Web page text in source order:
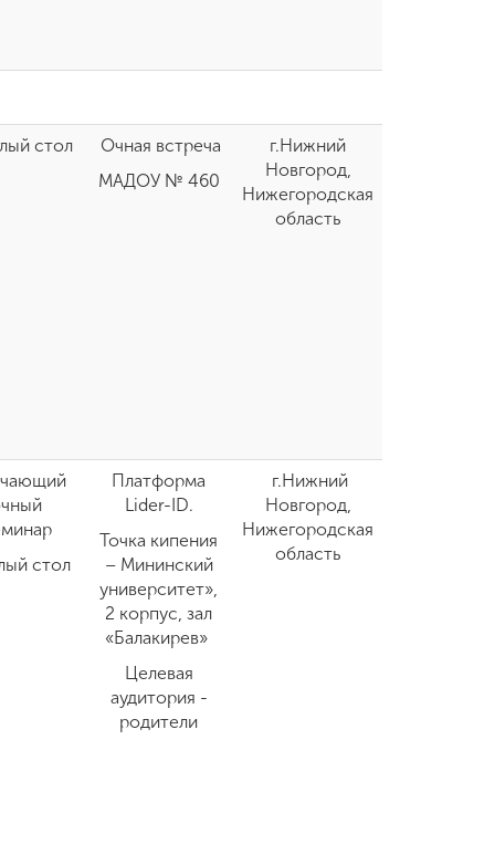
стол
Очная встреча
МАДОУ № 460
г.Нижний
Новгород,
Нижегородская
область
стол
Платформа
Lider-ID.
Точка кипения
– Мининский
университет»,
2 корпус, зал
«Балакирев»
Целевая
аудитория -
родители
г.Нижний
Новгород,
Нижегородская
область